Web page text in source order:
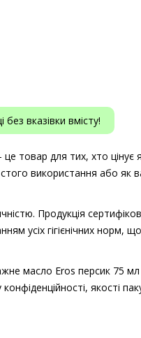
вказівки вмісту!
товар для тих, хто цінує
використання або як
Продукція
усіх гігієнічних норм,
масло Eros персик 75 мл
якості